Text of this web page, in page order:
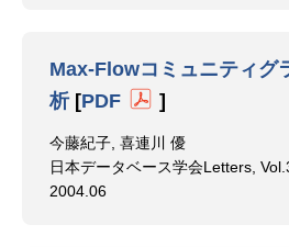
Max-Flowコミュニティグ
析[PDF ]
今藤紀子, 喜連川 優
日本データベース学会Letters,
2004.06